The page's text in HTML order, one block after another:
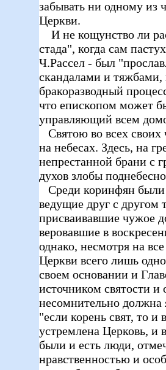
забывать ни одному из
Церкви.
И не кощунство ли
стада", когда сам
Ч.Рассел - был
скандалами и
бракоразводный
что епископом может
управляющий всем
Святою во всех
на небесах. Здесь, на
непрестанной брани с
духов злобы
Среди коринфян
ведущие друг с
присваивавшие чужое
веровавшие в
однако, несмотря на
Церкви всего лишь
своем основании и
источником святости и
несомнительно должна
"если корень свят, то
устремлена Церковь, и
были и есть люди,
нравственностью и